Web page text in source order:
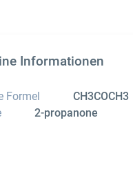
Informationen
Formel
CH3COCH3
2-propanone